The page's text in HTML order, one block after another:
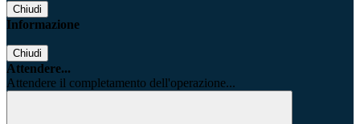
Chiudi
Informazione
Chiudi
Attendere...
Attendere il completamento dell'operazione...